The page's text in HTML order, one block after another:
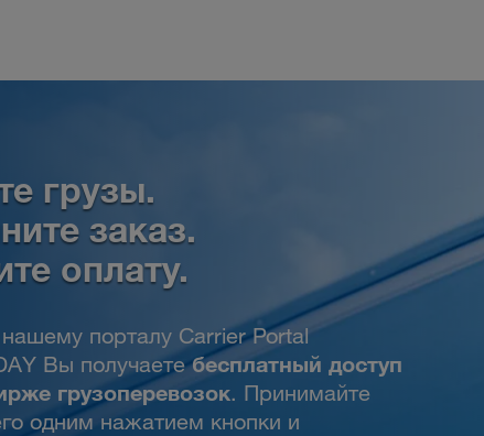
грузы.
заказ.
оплату.
порталу Carrier Portal
Вы получаетебесплатный доступ
грузоперевозок. Принимайте
одним нажатием кнопки и